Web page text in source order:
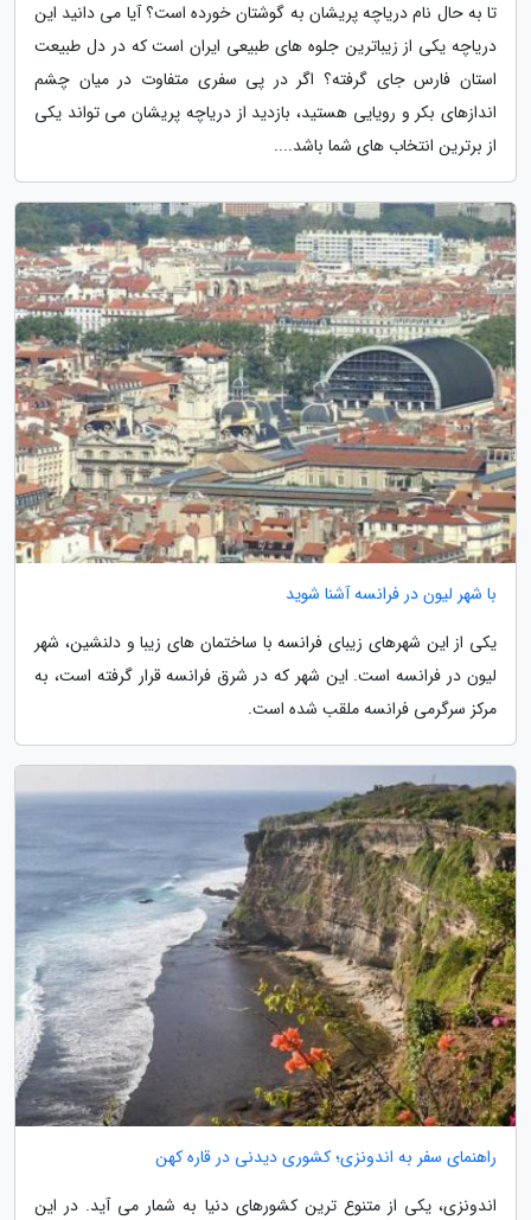
تا به حال نام دریاچه پریشان به گوشتان خورده است؟ آیا می دانید این
دریاچه یکی از زیباترین جلوه های طبیعی ایران است که در دل طبیعت
استان فارس جای گرفته؟ اگر در پی سفری متفاوت در میان چشم
اندازهای بکر و رویایی هستید، بازدید از دریاچه پریشان می تواند یکی
از برترین انتخاب های شما باشد....
با شهر لیون در فرانسه آشنا شوید
یکی از این شهرهای زیبای فرانسه با ساختمان های زیبا و دلنشین، شهر
لیون در فرانسه است. این شهر که در شرق فرانسه قرار گرفته است، به
مرکز سرگرمی فرانسه ملقب شده است.
راهنمای سفر به اندونزی؛ کشوری دیدنی در قاره کهن
اندونزی، یکی از متنوع ترین کشورهای دنیا به شمار می آید. در این